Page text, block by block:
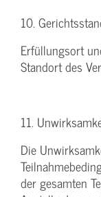
10.
Erfüllungsort
Standort des
11.
Die
der gesamten